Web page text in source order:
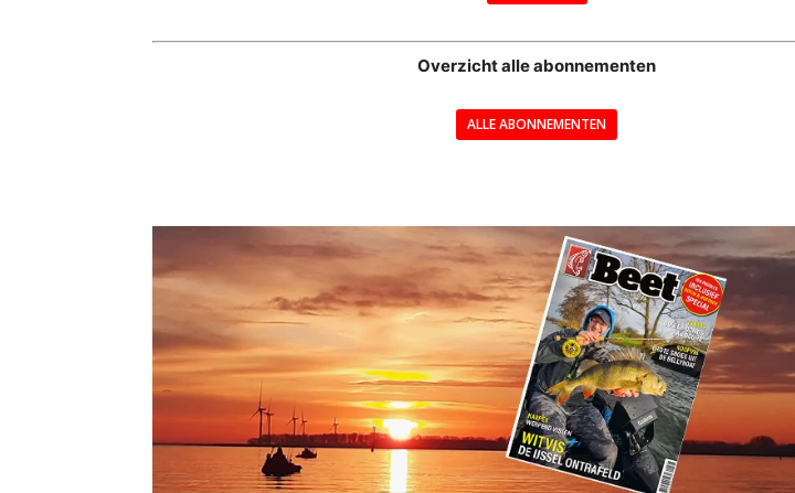
Overzicht alle abonnementen
ALLE ABONNEMENTEN